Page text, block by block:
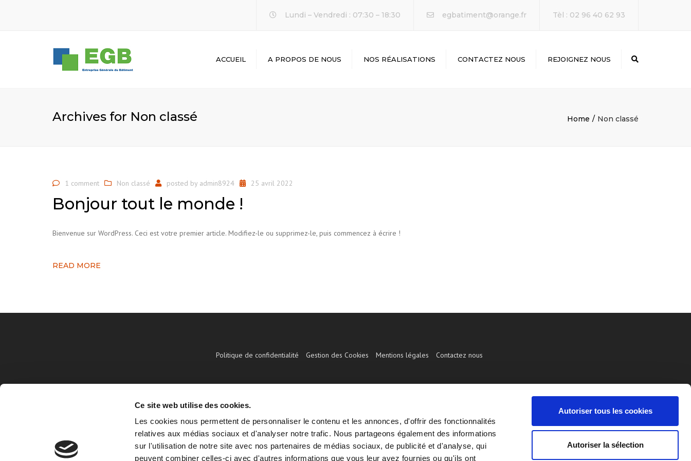
Ce site web utilise des cookies.
Les cookies nous permettent de personnaliser le contenu et les annonces, d'offrir des fonctionnalités
relatives aux médias sociaux et d'analyser notre trafic. Nous partageons également des informations
sur l'utilisation de notre site avec nos partenaires de médias sociaux, de publicité et d'analyse, qui
peuvent combiner celles-ci avec d'autres informations que vous leur avez fournies ou qu'ils ont
Autoriser tous les cookies
Autoriser la sélection
Lundi – Vendredi : 07:30 – 18:30 egbatiment@orange.fr Tèl : 02 96 40 62 93
ACCUEIL A PROPOS DE NOUS NOS RÉALISATIONS CONTACTEZ NOUS REJOIGNEZ NOUS
Archives for Non classé Home Non classé
1 comment Non classé posted by admin8924 25 avril 2022
Bonjour tout le monde !
Bienvenue sur WordPress. Ceci est votre premier article. Modifiez-le ou supprimez-le, puis commencez à écrire !
READ MORE
Politique de confidentialité Gestion des Cookies Mentions légales Contactez nous
Gestion des Cookies